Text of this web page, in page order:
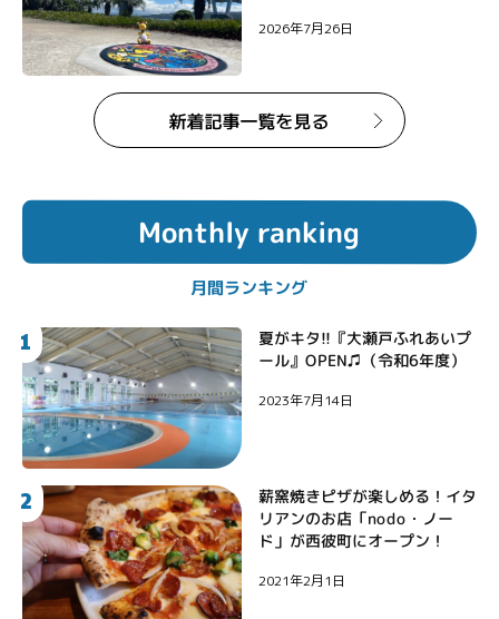
2026年7月26日
Monthly ranking
月間ランキング
1 夏がキタ!!『大瀬戸ふれあいプ
ール』OPEN♫（令和6年度）
2023年7月14日
2 薪窯焼きピザが楽しめる！イタ
リアンのお店「nodo・ノー
ド」が西彼町にオープン！
2021年2月1日